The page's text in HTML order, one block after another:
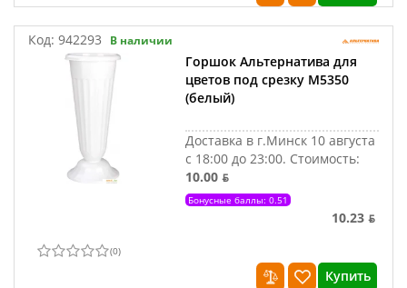
Код: 942293 В наличии
Горшок Альтернатива для
цветов под срезку М5350
(белый)
Доставка в г.Минск 10 августа
с 18:00 до 23:00. Стоимость:
10.00 ƃ
Бонусные баллы: 0.51
10.23 ƃ
(0)
Купить